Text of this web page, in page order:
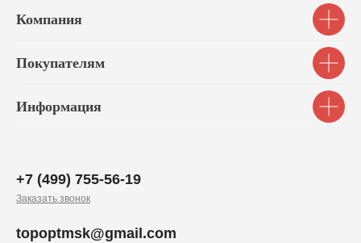
Компания
Покупателям
Информация
+7 (499) 755-56-19
Заказать звонок
topoptmsk@gmail.com